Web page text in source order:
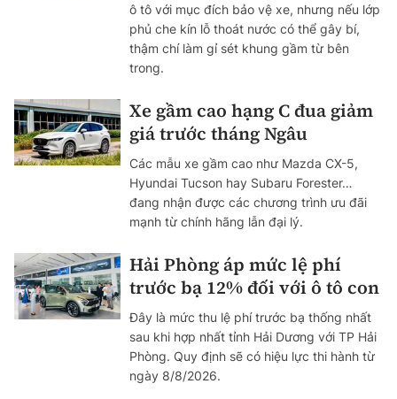
ô tô với mục đích bảo vệ xe, nhưng nếu lớp
phủ che kín lỗ thoát nước có thể gây bí,
thậm chí làm gỉ sét khung gầm từ bên
trong.
Xe gầm cao hạng C đua giảm
giá trước tháng Ngâu
Các mẫu xe gầm cao như Mazda CX-5,
Hyundai Tucson hay Subaru Forester…
đang nhận được các chương trình ưu đãi
mạnh từ chính hãng lẫn đại lý.
Hải Phòng áp mức lệ phí
trước bạ 12% đối với ô tô con
Đây là mức thu lệ phí trước bạ thống nhất
sau khi hợp nhất tỉnh Hải Dương với TP Hải
Phòng. Quy định sẽ có hiệu lực thi hành từ
ngày 8/8/2026.